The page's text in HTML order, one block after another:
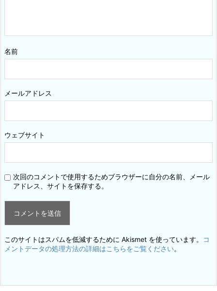
名前
メールアドレス
ウェブサイト
次回のコメントで使用するためブラウザーに自分の名前、メール
アドレス、サイトを保存する。
このサイトはスパムを低減するために Akismet を使っています。
コ
メントデータの処理方法の詳細はこちらをご覧ください。